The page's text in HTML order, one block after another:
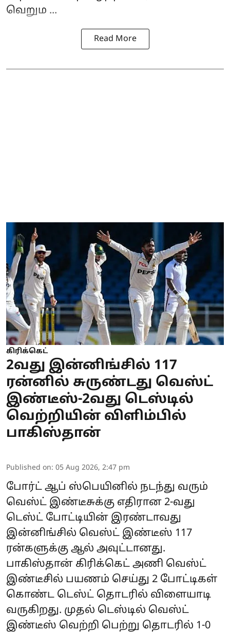
வெறும ...
Read More
கிரிக்கெட்
2வது இன்னிங்சில் 117
ரன்னில் சுருண்டது வெஸ்ட்
இண்டீஸ்-2வது டெஸ்டில்
வெற்றியின் விளிம்பில்
பாகிஸ்தான்
Published on: 05 Aug 2026, 2:47 pm
போர்ட் ஆப் ஸ்பெயினில் நடந்து வரும்
வெஸ்ட் இண்டீசுக்கு எதிரான 2-வது
டெஸ்ட் போட்டியின் இரண்டாவது
இன்னிங்சில் வெஸ்ட் இண்டீஸ் 117
ரன்களுக்கு ஆல் அவுட்டானது.
பாகிஸ்தான் கிரிக்கெட் அணி வெஸ்ட்
இண்டீசில் பயணம் செய்து 2 போட்டிகள்
கொண்ட டெஸ்ட் தொடரில் விளையாடி
வருகிறது. முதல் டெஸ்டில் வெஸ்ட்
இண்டீஸ் வெற்றி பெற்று தொடரில் 1-0